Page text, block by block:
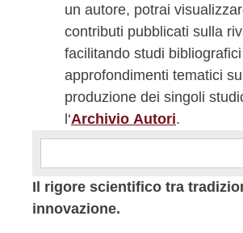
un autore, potrai
contributi pubblicati sulla
facilitando studi
approfondimenti tematici
produzione dei singoli
l‘Archivio Autori.
Il rigore scientifico tra
innovazione.